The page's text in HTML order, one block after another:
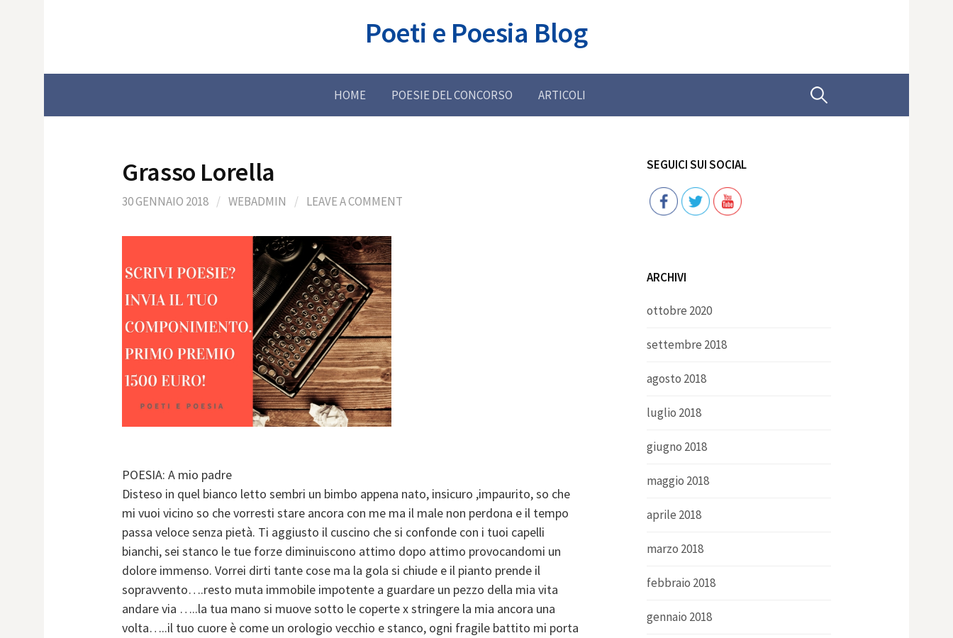
Poeti e Poesia Blog
HOME POESIE DEL CONCORSO ARTICOLI Ricerca
Grasso Lorella
30 GENNAIO 2018 / WEBADMIN / LEAVE A COMMENT
POESIA: A mio padre
Disteso in quel bianco letto sembri un bimbo appena nato, insicuro ,impaurito, so che
mi vuoi vicino so che vorresti stare ancora con me ma il male non perdona e il tempo
passa veloce senza pietà. Ti aggiusto il cuscino che si confonde con i tuoi capelli
bianchi, sei stanco le tue forze diminuiscono attimo dopo attimo provocandomi un
dolore immenso. Vorrei dirti tante cose ma la gola si chiude e il pianto prende il
sopravvento….resto muta immobile impotente a guardare un pezzo della mia vita
andare via …..la tua mano si muove sotto le coperte x stringere la mia ancora una
volta…..il tuo cuore è come un orologio vecchio e stanco, ogni fragile battito mi porta
SEGUICI SUI SOCIAL
Follow
ARCHIVI
ottobre 2020
settembre 2018
agosto 2018
luglio 2018
giugno 2018
maggio 2018
aprile 2018
marzo 2018
febbraio 2018
gennaio 2018